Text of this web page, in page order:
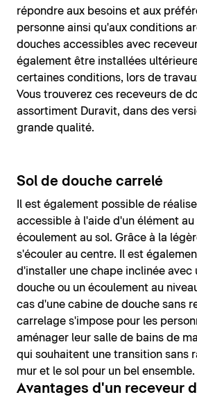
répondre aux besoins et aux
personne ainsi qu'aux conditions
douches accessibles avec
également être installées
certaines conditions, lors de
Vous trouverez ces receveurs de
assortiment Duravit, dans des
grande qualité.
Sol de douche carrelé
Il est également possible de
accessible à l'aide d'un élément
écoulement au sol. Grâce à la
s'écouler au centre. Il est
d'installer une chape inclinée avec
douche ou un écoulement au
cas d'une cabine de douche sans
carrelage s'impose pour les
aménager leur salle de bains de
qui souhaitent une transition sans
mur et le sol pour un bel ensemble.
Avantages d'un receveur